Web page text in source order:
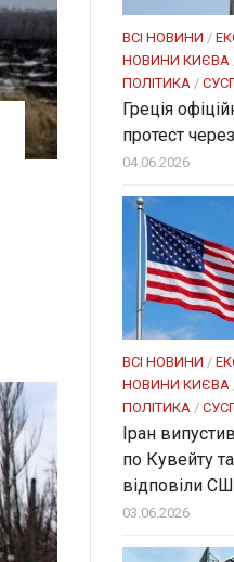
ВСІ НОВИНИ /
НОВИНИ КИЄВА
ПОЛІТИКА /
Греція
протест
04.06.2026
ВСІ НОВИНИ /
НОВИНИ КИЄВА
ПОЛІТИКА /
Іран
по Кувейту
відповіли
03.06.2026